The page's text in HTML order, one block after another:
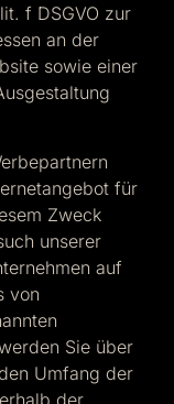
f DSGVO zur
an der
sowie einer
für
Zweck
unserer
auf
von
Sie über
Umfang der
der